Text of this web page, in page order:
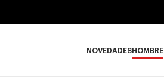
NOVEDADESHOMBRE